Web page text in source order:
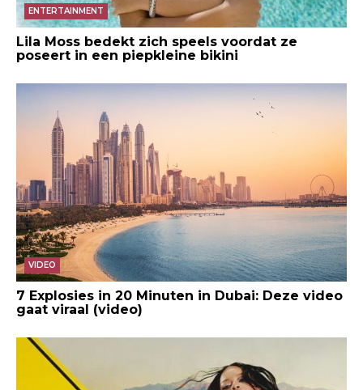
ENTERTAINMENT
Lila Moss bedekt zich speels voordat ze
poseert in een piepkleine bikini
VIDEO
7 Explosies in 20 Minuten in Dubai: Deze video
gaat viraal (video)